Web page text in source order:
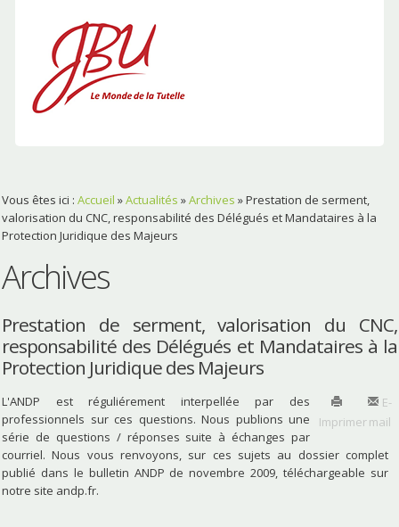
Vous êtes ici : Accueil »Actualités »Archives »Prestation de serment,
valorisation du CNC, responsabilité des Délégués et Mandataires à la
Protection Juridique des Majeurs
Archives
Prestation de serment, valorisation du CNC,
responsabilité des Délégués et Mandataires à la
Protection Juridique des Majeurs
Imprimer
E-
mail
L'ANDP est réguliérement interpellée par des
professionnels sur ces questions. Nous publions une
série de questions / réponses suite à échanges par
courriel. Nous vous renvoyons, sur ces sujets au dossier complet
publié dans le bulletin ANDP de novembre 2009, téléchargeable sur
notre site andp.fr.